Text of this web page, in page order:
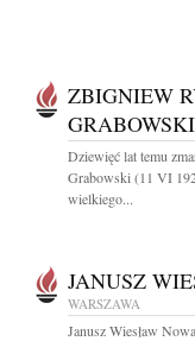
ZBIGNIEW
GRABOWSKI
Dziewięć lat temu
Grabowski (11 VI
wielkiego...
JANUSZ
WARSZAWA
Janusz Wiesław